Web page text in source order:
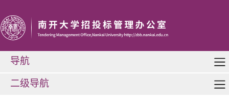
导航
二级导航